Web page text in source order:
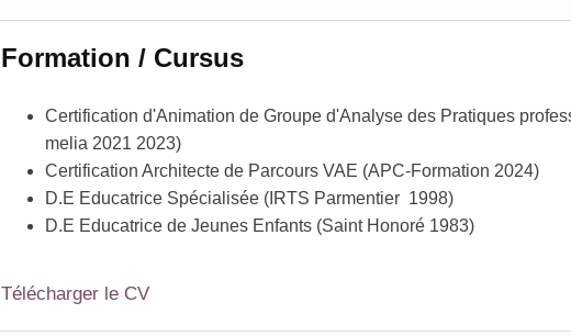
Formation / Cursus
Certification d'Animation de Groupe d'Analyse des Pratiques
melia 2021 2023)
Certification Architecte de Parcours VAE (APC-Formation 2024)
D.E Educatrice Spécialisée (IRTS Parmentier 1998)
D.E Educatrice de Jeunes Enfants (Saint Honoré 1983)
Télécharger le CV